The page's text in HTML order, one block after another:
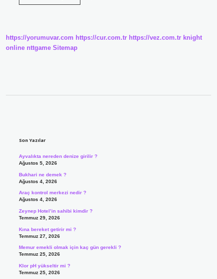
https://yorumuvar.com https://cur.com.tr https://vez.com.tr knight
online nttgame Sitemap
Son Yazılar
Ayvalıkta nereden denize girilir ?
Ağustos 5, 2026
Bukhari ne demek ?
Ağustos 4, 2026
Araç kontrol merkezi nedir ?
Ağustos 4, 2026
Zeynep Hotel’in sahibi kimdir ?
Temmuz 29, 2026
Kına bereket getirir mi ?
Temmuz 27, 2026
Memur emekli olmak için kaç gün gerekli ?
Temmuz 25, 2026
Klor pH yükseltir mi ?
Temmuz 25, 2026